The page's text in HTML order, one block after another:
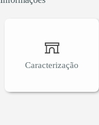
Caracterização